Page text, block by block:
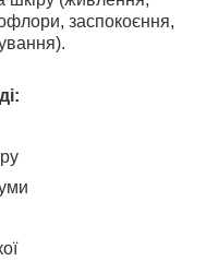
заспокоєння,